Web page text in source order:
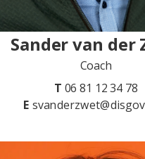
Sander van der
Coach
T 06 81 12 34 78
E